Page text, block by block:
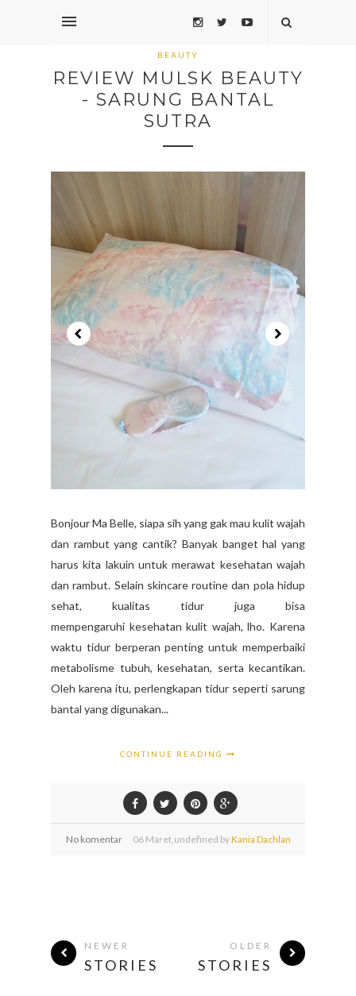
BEAUTY
REVIEW MULSK BEAUTY
- SARUNG BANTAL
SUTRA
Bonjour Ma Belle, siapa sih yang gak mau kulit wajah
dan rambut yang cantik? Banyak banget hal yang
harus kita lakuin untuk merawat kesehatan wajah
dan rambut. Selain skincare routine dan pola hidup
sehat, kualitas tidur juga bisa
mempengaruhi kesehatan kulit wajah, lho. Karena
waktu tidur berperan penting untuk memperbaiki
metabolisme tubuh, kesehatan, serta kecantikan.
Oleh karena itu, perlengkapan tidur seperti sarung
bantal yang digunakan...
CONTINUE READING
No komentar 06 Maret,undefined byKania Dachlan
NEWER
STORIES
OLDER
STORIES